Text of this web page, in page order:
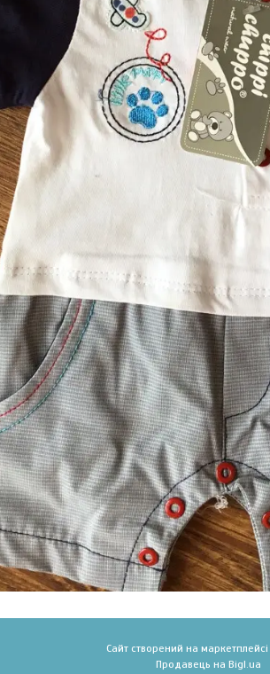
Сайт створений на маркетплейсі
Продавець на Bigl.ua